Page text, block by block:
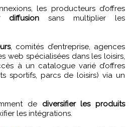
les producteurs d’offres
diffusion sans multiplier les
, comités d’entreprise, agences
web spécialisées dans les loisirs,
à un catalogue varié d’offres
sportifs, parcs de loisirs) via un
de diversifier les produits
les intégrations.